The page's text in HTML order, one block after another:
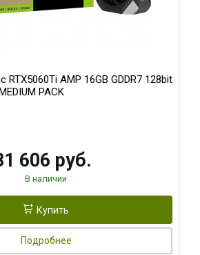
RTX5060Ti AMP 16GB GDDR7 128bit
PACK
606 руб.
В наличии
Купить
Подробнее